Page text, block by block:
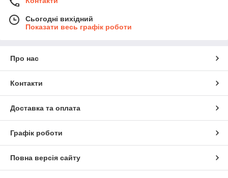
Сьогодні вихідний
Показати весь графік роботи
Про нас
Контакти
Доставка та оплата
Графік роботи
Повна версія сайту